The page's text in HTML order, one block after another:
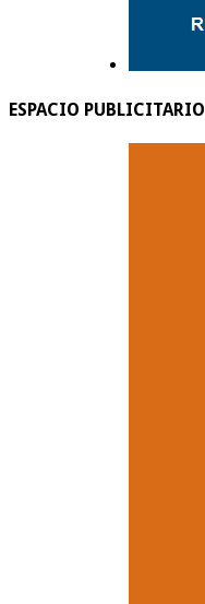
ESPACIO PUBLICITARIO